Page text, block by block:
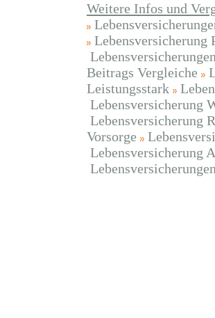
Weitere Infos und
Lebensversicherung
Beitrags Vergleiche
Leistungsstark
Lebensversicherung
Lebensversicherung
Vorsorge
Lebensversicherung